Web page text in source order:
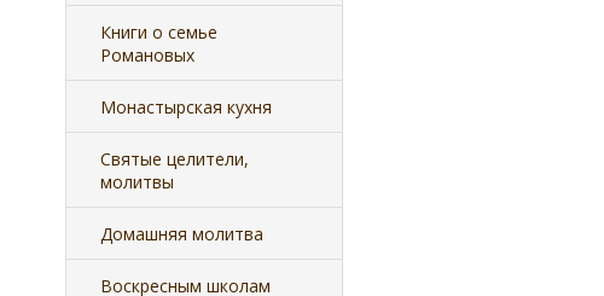
Книги о семье
Романовых
Монастырская кухня
Святые целители,
молитвы
Домашняя молитва
Воскресным школам